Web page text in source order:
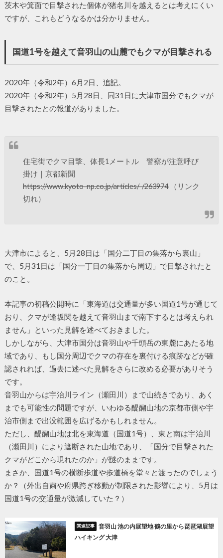
茨木や箕面で目撃された個体が猪名川を越えるとは考えにくい
ですが、これもどうなるかは分かりません。
国道1号を越えて音羽山の山麓でもクマが目撃される
2020年（令和2年）6月2日、追記。
2020年（令和2年）5月28日、同31日に大津市国分でもクマが
目撃されたとの報道がありました。
住宅街でクマ目撃、体長1メートル 警察が注意呼び
掛け｜京都新聞
https://www.kyoto-np.co.jp/articles/-/263974（リンク
切れ）
大津市によると、5月28日は「国分二丁目の集落から裏山」
で、5月31日は「国分一丁目の集落から周辺」で目撃されたと
のこと。
本記事の初稿公開時に「東海道は交通量が多い国道1号が通じて
おり、クマが逢坂関を越えて音羽山まで南下するとは考えられ
ません」といった見解を述べておきました。
しかしながら、大津市国分は音羽山や千頭岳の東麓にあたる地
域であり、もし国分周辺でクマの存在を裏付ける痕跡などが確
認されれば、過去に述べた見解をさらに改める必要がありそう
です。
音羽山からは宇治川ライン（瀬田川）まで山続きであり、あく
までも可能性の問題ですが、いわゆる醍醐山地の京都市側や宇
治市側まで出没範囲を広げるかもしれません。
ただし、醍醐山地は北を東海道（国道1号）、東と南は宇治川
（瀬田川）により遮断された山地であり、「国分で目撃された
クマがどこから現れたのか」が謎のままです。
まさか、国道1号の横断歩道や歩道橋を堂々と渡ったのでしょう
か？（外出自粛や府県跨ぎ移動が制限された影響により、5月は
国道1号の交通量が激減していた？）
音羽山 池の内展望地 鶴の里から琵琶湖展望
ハイキング 大津